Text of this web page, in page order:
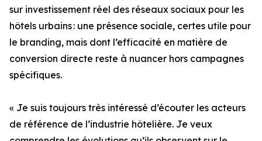
sur investissement réel des réseaux sociaux pour les
hôtels urbains : une présence sociale, certes utile pour
le branding, mais dont l’efficacité en matière de
conversion directe reste à nuancer hors campagnes
spécifiques.
« Je suis toujours très intéressé d’écouter les acteurs
de référence de l’industrie hôtelière. Je veux